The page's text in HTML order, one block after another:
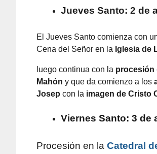
Jueves Santo: 2 de
El Jueves Santo comienza con
Cena del Señor en la Iglesia de
luego continua con la procesión
Mahón y que da comienzo a los
Josep con la imagen de Cristo
Viernes Santo: 3 de
Procesión en la Catedral